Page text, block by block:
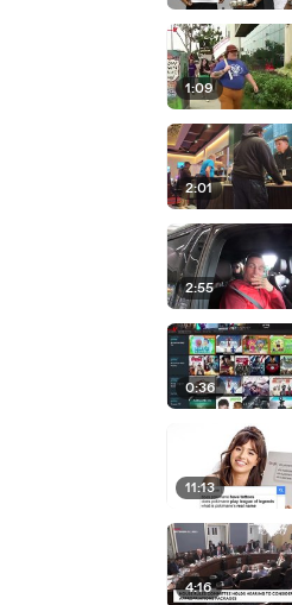
1:09
2:01
2:55
0:36
11:13
4:16